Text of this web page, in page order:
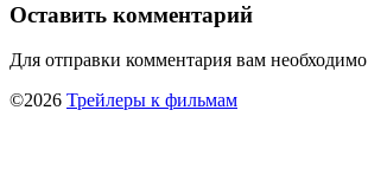
Оставить комментарий
Для отправки комментария вам необходимо
©2026 Трейлеры к фильмам